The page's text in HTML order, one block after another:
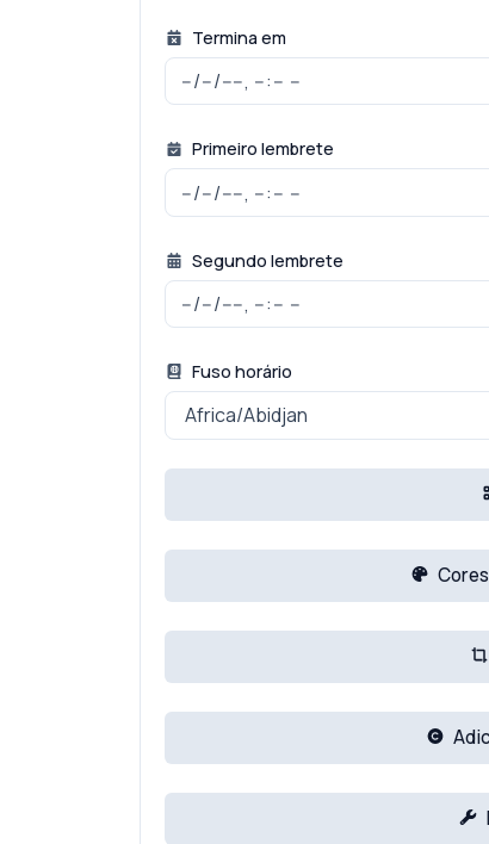
Termina em
Primeiro lembrete
Segundo lembrete
Fuso horário